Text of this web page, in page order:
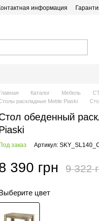
информация
Каталог Мебель
раскладные Meble Piaski
обеденный
Под заказ Артикул:
390 грн 9 322
цвет